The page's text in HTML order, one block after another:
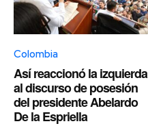
Colombia
Así reaccionó la izquierda
al discurso de posesión
del presidente Abelardo
De la Espriella